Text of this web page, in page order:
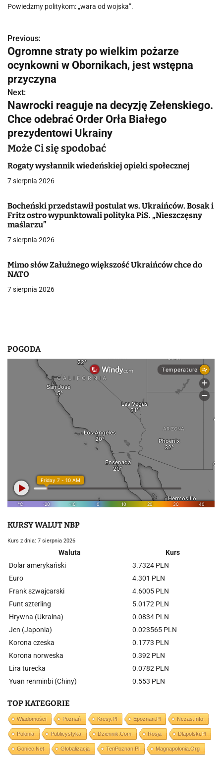
Powiedzmy politykom: „wara od wojska”.
N
a
w
i
g
a
c
j
w
p
s
u
Previous:
Ogromne straty po wielkim pożarze
ocynkowni w Obornikach, jest wstępna
przyczyna
Next:
Nawrocki reaguje na decyzję Zełenskiego.
Chce odebrać Order Orła Białego
prezydentowi Ukrainy
Może Ci się spodobać
Rogaty wysłannik wiedeńskiej opieki społecznej
7 sierpnia 2026
Bocheński przedstawił postulat ws. Ukraińców. Bosak i
Fritz ostro wypunktowali polityka PiS. „Nieszczęsny
maślarzu”
7 sierpnia 2026
Mimo słów Załużnego większość Ukraińców chce do
NATO
7 sierpnia 2026
POGODA
KURSY WALUT NBP
Kurs z dnia: 7 sierpnia 2026
Waluta
Kurs
Dolar amerykański
3.7324 PLN
Euro
4.301 PLN
Frank szwajcarski
4.6005 PLN
Funt szterling
5.0172 PLN
Hrywna (Ukraina)
0.0834 PLN
Jen (Japonia)
0.023565 PLN
Korona czeska
0.1773 PLN
Korona norweska
0.392 PLN
Lira turecka
0.0782 PLN
Yuan renminbi (Chiny)
0.553 PLN
TOP KATEGORIE
Wiadomości Poznań Kresy.pl Epoznan.pl Nczas.info
Polonia Publicystyka Dziennik.com Rosja Dlapolski.pl
Goniec.net Globalizacja TenPoznan.pl Magnapolonia.org